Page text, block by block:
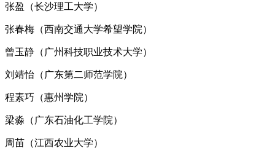
张盈（长沙理工大学）
张春梅（西南交通大学希望学院）
曾玉静（广州科技职业技术大学）
刘靖怡（广东第二师范学院）
程素巧（惠州学院）
梁淼（广东石油化工学院）
周苗（江西农业大学）